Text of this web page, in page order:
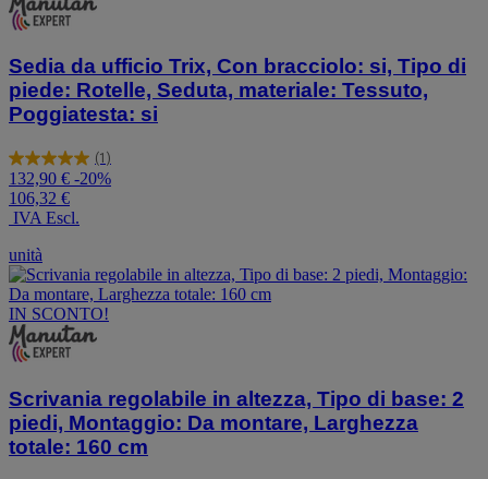
Sedia da ufficio Trix, Con bracciolo: si, Tipo di
piede: Rotelle, Seduta, materiale: Tessuto,
Poggiatesta: si
(1)
5.0
su
5
stelle.
recensione
132,90 € -20%
106,32 €
IVA Escl.
unità
IN SCONTO!
Scrivania regolabile in altezza, Tipo di base: 2
piedi, Montaggio: Da montare, Larghezza
totale: 160 cm